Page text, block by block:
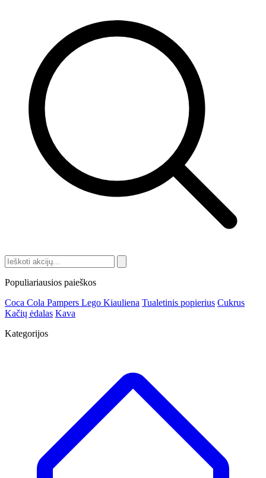
Populiariausios paieškos
Coca Cola Pampers Lego Kiauliena Tualetinis popierius Cukrus
Kačių ėdalas Kava
Kategorijos